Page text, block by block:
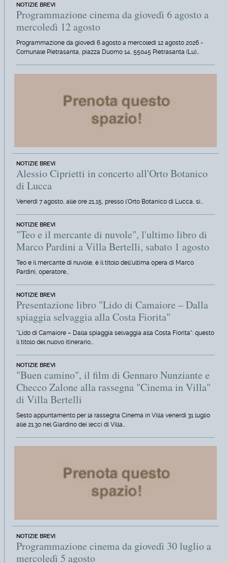
NOTIZIE BREVI
Programmazione cinema da giovedì 6 agosto a
mercoledì 12 agosto
Programmazione da giovedì 6 agosto a mercoledì 12 agosto 2026 -
Comunale Pietrasanta, piazza Duomo 14, 55045 Pietrasanta (Lu)…
NOTIZIE BREVI
Alessio Ciprietti in concerto all'Orto Botanico
di Lucca
Venerdì 7 agosto, alle ore 21,15, presso l'Orto Botanico di Lucca, si…
NOTIZIE BREVI
"Teo e il mercante di nuvole", l'ultimo libro di
Marco Pardini a Villa Bertelli, sabato 1 agosto
Teo e il mercante di nuvole, è il titolo dell'ultima opera di Marco
Pardini, operatore…
NOTIZIE BREVI
Presentazione libro "Lido di Camaiore – Dalla
spiaggia selvaggia alla Costa Fiorita"
"Lido di Camaiore – Dalla spiaggia selvaggia alla Costa Fiorita": questo
il titolo del nuovo itinerario…
NOTIZIE BREVI
"Buen camino", il film di Gennaro Nunziante e
Checco Zalone alla rassegna "Cinema in Villa"
di Villa Bertelli
Sesto appuntamento per la rassegna Cinema in Villa venerdì 31 luglio
alle 21.30 nel Giardino dei lecci di Villa…
NOTIZIE BREVI
Programmazione cinema da giovedì 30 luglio a
mercoledì 5 agosto